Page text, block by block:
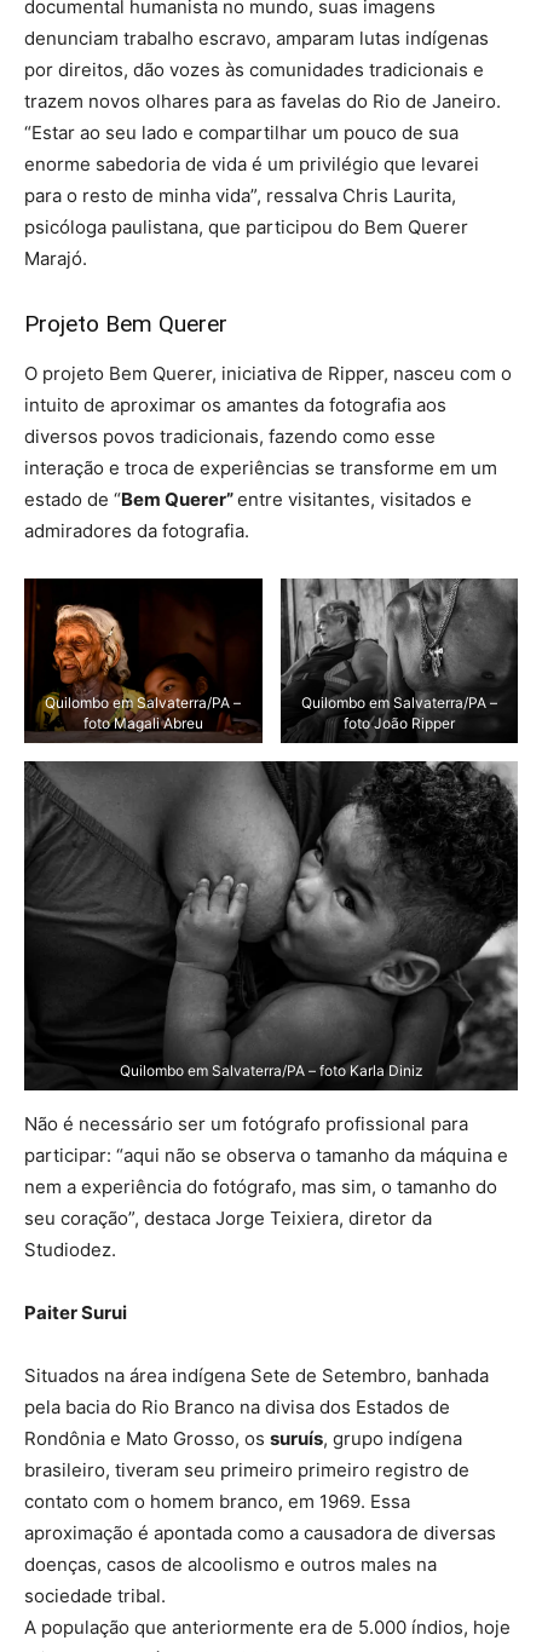
documental humanista no mundo, suas imagens
denunciam trabalho escravo, amparam lutas indígenas
por direitos, dão vozes às comunidades tradicionais e
trazem novos olhares para as favelas do Rio de Janeiro.
“Estar ao seu lado e compartilhar um pouco de sua
enorme sabedoria de vida é um privilégio que levarei
para o resto de minha vida”, ressalva Chris Laurita,
psicóloga paulistana, que participou do Bem Querer
Marajó.
Projeto Bem Querer
O projeto Bem Querer, iniciativa de Ripper, nasceu com o
intuito de aproximar os amantes da fotografia aos
diversos povos tradicionais, fazendo como esse
interação e troca de experiências se transforme em um
estado de “Bem Querer”entre visitantes, visitados e
admiradores da fotografia.
Quilombo em Salvaterra/PA –
foto Magali Abreu
Quilombo em Salvaterra/PA –
foto João Ripper
Quilombo em Salvaterra/PA – foto Karla Diniz
Não é necessário ser um fotógrafo profissional para
participar: “aqui não se observa o tamanho da máquina e
nem a experiência do fotógrafo, mas sim, o tamanho do
seu coração”, destaca Jorge Teixiera, diretor da
Studiodez.
Paiter Surui
Situados na área indígena Sete de Setembro, banhada
pela bacia do Rio Branco na divisa dos Estados de
Rondônia e Mato Grosso, os suruís, grupo indígena
brasileiro, tiveram seu primeiro primeiro registro de
contato com o homem branco, em 1969. Essa
aproximação é apontada como a causadora de diversas
doenças, casos de alcoolismo e outros males na
sociedade tribal.
A população que anteriormente era de 5.000 índios, hoje